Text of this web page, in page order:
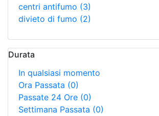
centri antifumo (3)
divieto di fumo (2)
Durata
In qualsiasi momento
Ora Passata (0)
Passate 24 Ore (0)
Settimana Passata (0)